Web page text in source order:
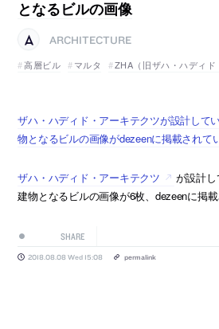
となるビルの画像
ARCHITECTURE
高層ビル
マルタ ZHA（旧ザハ・ハディド
ザハ・ハディド・アーキテクツが設計して
物となるビルの画像がdezeenに掲載されて
ザハ・ハディド・アーキテクツ
が設計
建物となるビルの画像が6枚、dezeenに掲載
SHARE
2018.08.08 Wed 15:08 permalink